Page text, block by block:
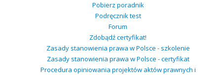
Pobierz poradnik
Podręcznik test
Forum
Zdobądź certyfikat!
Zasady stanowienia prawa w Polsce - szkolenie
Zasady stanowienia prawa w Polsce - certyfikat
Procedura opiniowania projektów aktów prawnych i